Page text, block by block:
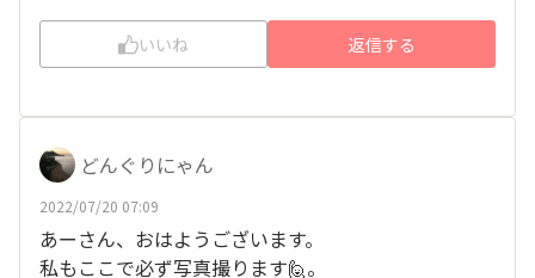
いいね 返信する
どんぐりにゃん
2022/07/20 07:09
あーさん、おはようございます。
私もここで必ず写真撮ります🙋。